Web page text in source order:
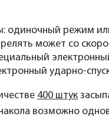
одиночный режим
может со
ударно-
400 штук
возможно